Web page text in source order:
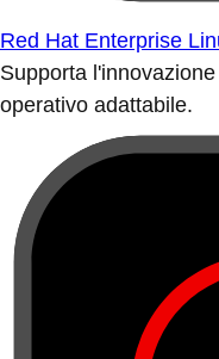
Red Hat Enterprise
Supporta
operativo adattabile.